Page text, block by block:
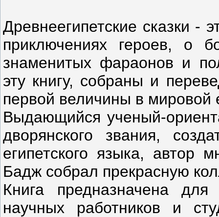
Древнеегипетские сказки -
приключениях героев, о
знаменитых фараонов и
эту книгу, собраны и
первой величины в мировой
Выдающийся ученый-
дворянского звания,
египетского языка, автор
Бадж собрал прекрасную
Книга предназначена
научных работников и